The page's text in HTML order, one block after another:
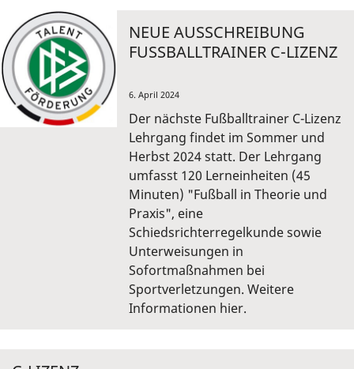
NEUE AUSSCHREIBUNG
FUSSBALLTRAINER C-LIZENZ
6. April 2024
Der nächste Fußballtrainer C-Lizenz
Lehrgang findet im Sommer und
Herbst 2024 statt. Der Lehrgang
umfasst 120 Lerneinheiten (45
Minuten) "Fußball in Theorie und
Praxis", eine
Schiedsrichterregelkunde sowie
Unterweisungen in
Sofortmaßnahmen bei
Sportverletzungen. Weitere
Informationen hier.